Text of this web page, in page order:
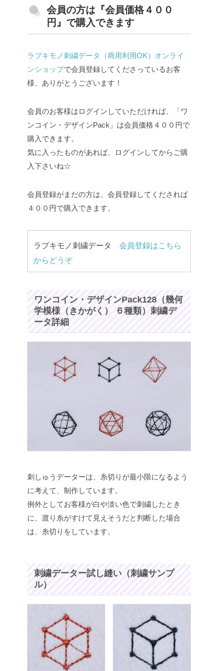
会員の方は『会員価格４００
円』で購入できます
ラブキモノ刺繍データ（商用利用OK）オンライ
ンショップで会員登録してくださっているお客
様、ありがとうございます！
会員のお客様はログインしていただければ、「ワ
ンコイン・デザインPack」は会員価格４００円で
購入できます。
気に入ったものがあれば、ログインしてからご購
入下さいね☆
会員登録がまだの方は、会員登録してくだされば
４００円で購入できます。
ラブキモノ刺繍データ 会員登録はこちら
からどうぞ
ワンコイン・デザインPack128（幾何
学模様（きかがく） ６種類）刺繍デ
ータ詳細
刺しゅうデーターは、糸切りが最小限になるよう
に考えて、制作しています。
例外としてお客様が白や淡い色で刺繍したとき
に、渡り糸がすけて見えそうだと判断した場合
は、糸切りをしています。
刺繍データー試し縫い（刺繍サンプ
ル）